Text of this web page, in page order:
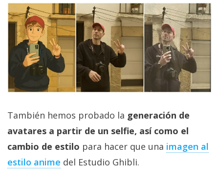
También hemos probado la generación de
avatares a partir de un selfie, así como el
cambio de estilo para hacer que una imagen al
estilo anime del Estudio Ghibli.